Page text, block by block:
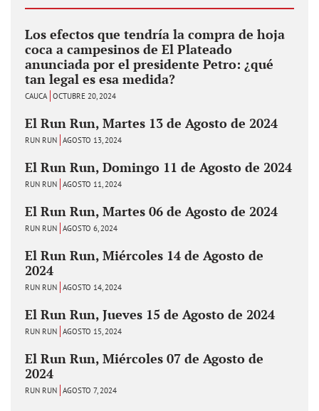
Los efectos que tendría la compra de hoja
coca a campesinos de El Plateado
anunciada por el presidente Petro: ¿qué
tan legal es esa medida?
CAUCA OCTUBRE 20, 2024
El Run Run, Martes 13 de Agosto de 2024
RUN RUN AGOSTO 13, 2024
El Run Run, Domingo 11 de Agosto de 2024
RUN RUN AGOSTO 11, 2024
El Run Run, Martes 06 de Agosto de 2024
RUN RUN AGOSTO 6, 2024
El Run Run, Miércoles 14 de Agosto de
2024
RUN RUN AGOSTO 14, 2024
El Run Run, Jueves 15 de Agosto de 2024
RUN RUN AGOSTO 15, 2024
El Run Run, Miércoles 07 de Agosto de
2024
RUN RUN AGOSTO 7, 2024